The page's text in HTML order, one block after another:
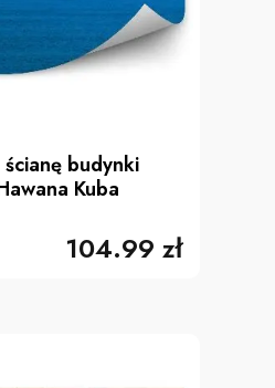
budynki
Kuba
104.99 zł